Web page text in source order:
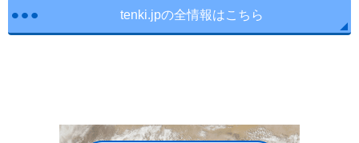
tenki.jpの全情報はこちら